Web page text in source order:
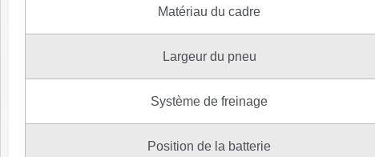
Matériau du cadre
Largeur du pneu
Système de freinage
Position de la batterie